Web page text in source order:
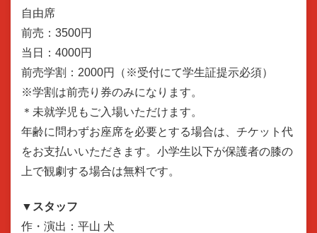
自由席
前売：3500円
当日：4000円
前売学割：2000円（※受付にて学生証提示必須）
※学割は前売り券のみになります。
＊未就学児もご入場いただけます。
年齢に問わずお座席を必要とする場合は、チケット代
をお支払いいただきます。小学生以下が保護者の膝の
上で観劇する場合は無料です。
▼スタッフ
作・演出：平山 犬